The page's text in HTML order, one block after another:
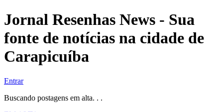
Jornal Resenhas News - Sua
fonte de notícias na cidade de
Carapicuíba
Entrar
Buscando postagens em alta. . .